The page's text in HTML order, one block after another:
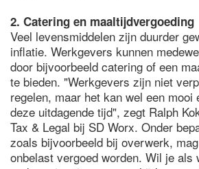
2. Catering en maaltijdvergoeding
Veel levensmiddelen zijn duurder
inflatie. Werkgevers kunnen
door bijvoorbeeld catering of een
te bieden. "Werkgevers zijn niet
regelen, maar het kan wel een
deze uitdagende tijd", zegt Ralph
Tax & Legal bij SD Worx. Onder
zoals bijvoorbeeld bij overwerk,
onbelast vergoed worden. Wil je als